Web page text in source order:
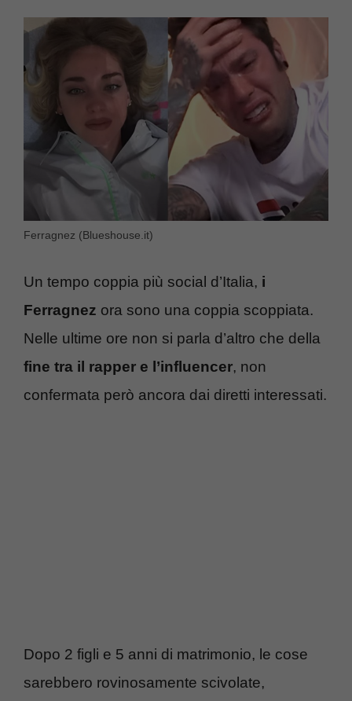
Ferragnez (Blueshouse.it)
Un tempo coppia più social d’Italia, i
Ferragnez ora sono una coppia scoppiata.
Nelle ultime ore non si parla d’altro che della
fine tra il rapper e l’influencer, non
confermata però ancora dai diretti interessati.
Dopo 2 figli e 5 anni di matrimonio, le cose
sarebbero rovinosamente scivolate,